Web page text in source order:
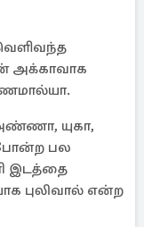
அக்காவாக
யுகா,
போன்ற பல
இடத்தை
புலிவால் என்ற